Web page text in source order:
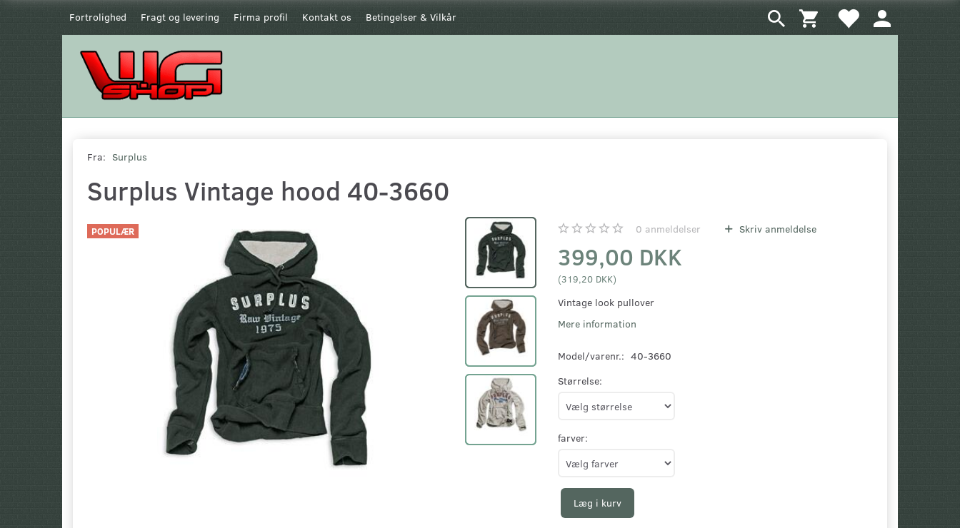
Fortrolighed Fragt og levering Firma profil Kontakt os Betingelser & Vilkår
Fra: Surplus
Surplus Vintage hood 40-3660
POPULÆR 0 anmeldelser Skriv anmeldelse
399,00 DKK
(319,20 DKK)
Vintage look pullover
Mere information
Model/varenr.: 40-3660
Størrelse:
farver:
Læg i kurv